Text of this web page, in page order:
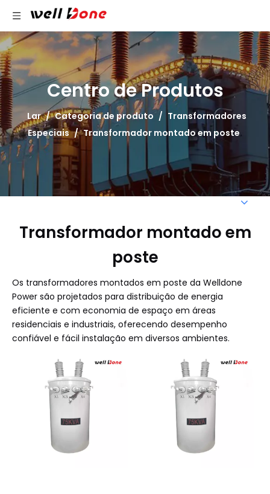
Centro de Produtos
Lar / Categoria de produto / Transformadores
Especiais / Transformador montado em poste
Transformador montado em
poste
Os transformadores montados em poste da Welldone
Power são projetados para distribuição de energia
eficiente e com economia de espaço em áreas
residenciais e industriais, oferecendo desempenho
confiável e fácil instalação em diversos ambientes.